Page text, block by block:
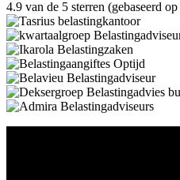
4.9 van de 5 sterren (gebaseerd op